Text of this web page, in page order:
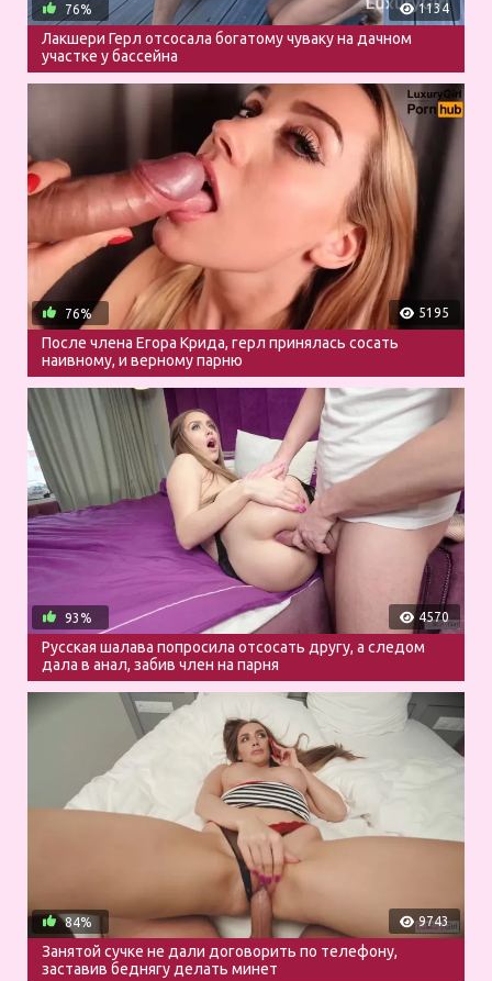
1134
76%
Лакшери Герл отсосала богатому чуваку на дачном
участке у бассейна
5195
76%
После члена Егора Крида, герл принялась сосать
наивному, и верному парню
4570
93%
Русская шалава попросила отсосать другу, а следом
дала в анал, забив член на парня
9743
84%
Занятой сучке не дали договорить по телефону,
заставив беднягу делать минет